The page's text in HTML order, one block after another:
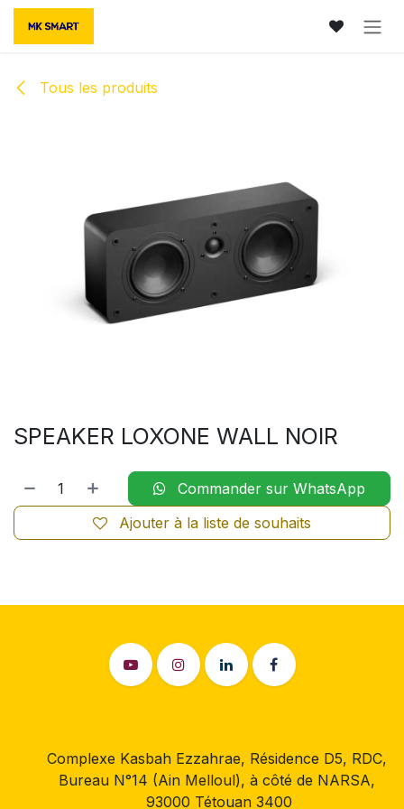
Se rendre au contenu
Tous les produits
SPEAKER LOXONE WALL NOIR
Commander sur WhatsApp
Ajouter à la liste de souhaits
Complexe Kasbah Ezzahrae, Résidence D5, RDC,
Bureau N°14 (Ain Melloul), à côté de NARSA,
93000 Tétouan 3400